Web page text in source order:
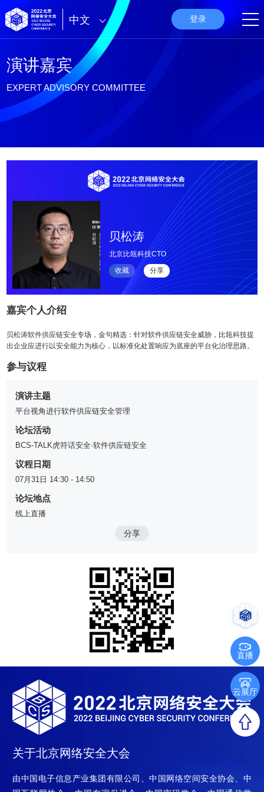
中文 登录
演讲嘉宾
EXPERT ADVISORY COMMITTEE
贝松涛
北京比瓴科技CTO
收藏 分享
嘉宾个人介绍
贝松涛软件供应链安全专场，金句精选：针对软件供应链安全威胁，比瓴科技提
出企业应进行以安全能力为核心，以标准化处置响应为底座的平台化治理思路。
参与议程
演讲主题
平台视角进行软件供应链安全管理
论坛活动
BCS-TALK虎符话安全·软件供应链安全
议程日期
07月31日 14:30 - 14:50
论坛地点
线上直播
分享
关于北京网络安全大会
由中国电子信息产业集团有限公司、中国网络空间安全协会、中
直播
云展厅